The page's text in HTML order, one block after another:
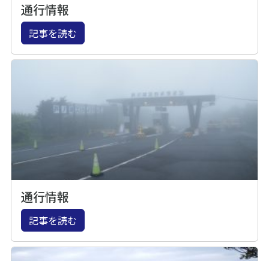
通行情報
記事を読む
通行情報
記事を読む